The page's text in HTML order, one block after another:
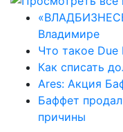
Владимире
Что такое Due
Как списать
Ares: Акция
Баффет
причины